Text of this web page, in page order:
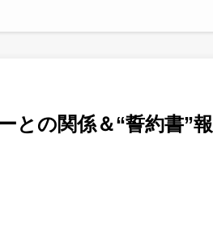
との関係＆“誓約書”報